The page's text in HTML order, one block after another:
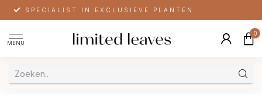
SPECIALIST IN EXCLUSIEVE PLANTEN
MENU
0